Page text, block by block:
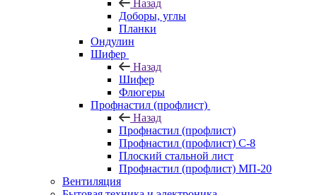
Назад
Доборы, углы
Планки
Ондулин
Шифер
Назад
Шифер
Флюгеры
Профнастил (профлист)
Назад
Профнастил (профлист)
Профнастил (профлист) С-8
Плоский стальной лист
Профнастил (профлист) МП-20
Вентиляция